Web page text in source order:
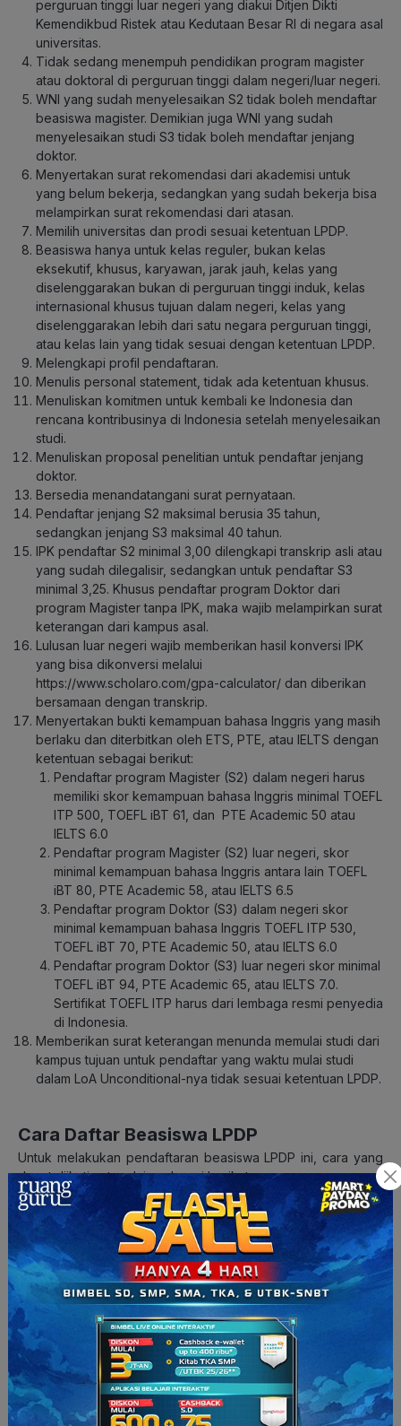
perguruan tinggi luar negeri yang diakui Ditjen Dikti
Kemendikbud Ristek atau Kedutaan Besar RI di negara asal
universitas.
Tidak sedang menempuh pendidikan program magister
atau doktoral di perguruan tinggi dalam negeri/luar negeri.
WNI yang sudah menyelesaikan S2 tidak boleh mendaftar
beasiswa magister. Demikian juga WNI yang sudah
menyelesaikan studi S3 tidak boleh mendaftar jenjang
doktor.
Menyertakan surat rekomendasi dari akademisi untuk
yang belum bekerja, sedangkan yang sudah bekerja bisa
melampirkan surat rekomendasi dari atasan.
Memilih universitas dan prodi sesuai ketentuan LPDP.
Beasiswa hanya untuk kelas reguler, bukan kelas
eksekutif, khusus, karyawan, jarak jauh, kelas yang
diselenggarakan bukan di perguruan tinggi induk, kelas
internasional khusus tujuan dalam negeri, kelas yang
diselenggarakan lebih dari satu negara perguruan tinggi,
atau kelas lain yang tidak sesuai dengan ketentuan LPDP.
Melengkapi profil pendaftaran.
Menulis personal statement, tidak ada ketentuan khusus.
Menuliskan komitmen untuk kembali ke Indonesia dan
rencana kontribusinya di Indonesia setelah menyelesaikan
studi.
Menuliskan proposal penelitian untuk pendaftar jenjang
doktor.
Bersedia menandatangani surat pernyataan.
Pendaftar jenjang S2 maksimal berusia 35 tahun,
sedangkan jenjang S3 maksimal 40 tahun.
IPK pendaftar S2 minimal 3,00 dilengkapi transkrip asli atau
yang sudah dilegalisir, sedangkan untuk pendaftar S3
minimal 3,25. Khusus pendaftar program Doktor dari
program Magister tanpa IPK, maka wajib melampirkan surat
keterangan dari kampus asal.
Lulusan luar negeri wajib memberikan hasil konversi IPK
yang bisa dikonversi melalui
https://www.scholaro.com/gpa-calculator/ dan diberikan
bersamaan dengan transkrip.
Menyertakan bukti kemampuan bahasa Inggris yang masih
berlaku dan diterbitkan oleh ETS, PTE, atau IELTS dengan
ketentuan sebagai berikut:
Pendaftar program Magister (S2) dalam negeri harus
memiliki skor kemampuan bahasa Inggris minimal TOEFL
ITP 500, TOEFL iBT 61, dan PTE Academic 50 atau
IELTS 6.0
Pendaftar program Magister (S2) luar negeri, skor
minimal kemampuan bahasa Inggris antara lain TOEFL
iBT 80, PTE Academic 58, atau IELTS 6.5
Pendaftar program Doktor (S3) dalam negeri skor
minimal kemampuan bahasa Inggris TOEFL ITP 530,
TOEFL iBT 70, PTE Academic 50, atau IELTS 6.0
Pendaftar program Doktor (S3) luar negeri skor minimal
TOEFL iBT 94, PTE Academic 65, atau IELTS 7.0.
Sertifikat TOEFL ITP harus dari lembaga resmi penyedia
di Indonesia.
Memberikan surat keterangan menunda memulai studi dari
kampus tujuan untuk pendaftar yang waktu mulai studi
dalam LoA Unconditional-nya tidak sesuai ketentuan LPDP.
Cara Daftar Beasiswa LPDP
Untuk melakukan pendaftaran beasiswa LPDP ini, cara yang
dapat diikuti antara lain sebagai berikut.
Mendaftar secara online pada situs Pendaftaran Beasiswa
LPDP: https://beasiswalpdp.kemenkeu.go.id/
Melengkapi dan mengunggah semua dokumen yang
dipersyaratkan pada aplikasi pendaftaran.
Pastikan melakukan submit aplikasi pendaftaran untuk
mendapatkan kode registrasi/pendaftaran.
Pastikan dokumen-dokumen pendukung seperti Surat
Rekomendasi, Surat Keterangan atau yang sejenis
dibuat/diterbitkan pada tahun 2023 (informasi detail terkait
dokumen dapat dilihat padabooklet
atau buku panduan
masing-masing program).
Baca Juga:Contoh Motivation Letter Beasiswa dan Cara